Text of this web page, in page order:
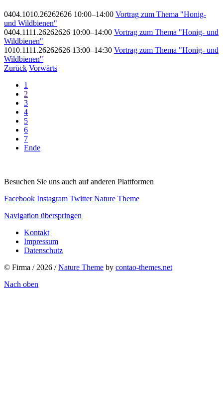
0404.1010.26262626 10:00–14:00 Vortrag zum Thema "Honig-
und Wildbienen"
0404.1111.26262626 10:00–14:00 Vortrag zum Thema "Honig- und
Wildbienen"
1010.1111.26262626 13:00–14:30 Vortrag zum Thema "Honig- und
Wildbienen"
Zurück Vorwärts
1
2
3
4
5
6
7
Ende
Besuchen Sie uns auch auf anderen Plattformen
Facebook Instagram Twitter Nature Theme
Navigation überspringen
Kontakt
Impressum
Datenschutz
© Firma / 2026 /Nature Theme by contao-themes.net
Nach oben